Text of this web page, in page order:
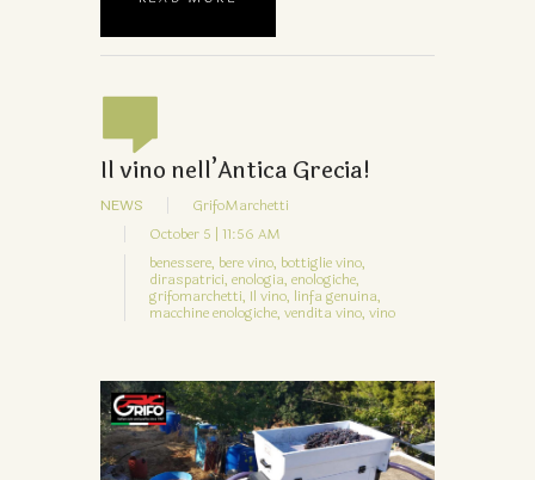
Il vino nell’Antica Grecia!
NEWS
GrifoMarchetti
October 5 | 11:56 AM
benessere, bere vino, bottiglie vino,
diraspatrici, enologia, enologiche,
grifomarchetti, Il vino, linfa genuina,
macchine enologiche, vendita vino, vino